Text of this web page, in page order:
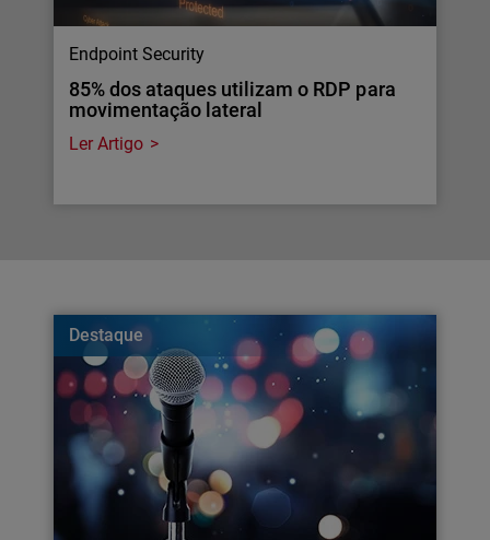
Endpoint Security
85% dos ataques utilizam o RDP para
movimentação lateral
Ler Artigo
Destaque